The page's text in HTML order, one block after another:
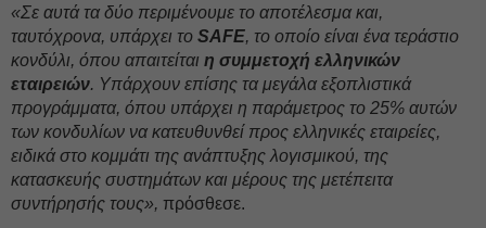
«Σε αυτά τα δύο περιμένουμε το αποτέλεσμα και,
ταυτόχρονα, υπάρχει το SAFE, το οποίο είναι ένα τεράστιο
κονδύλι, όπου απαιτείται η συμμετοχή ελληνικών
εταιρειών. Υπάρχουν επίσης τα μεγάλα εξοπλιστικά
προγράμματα, όπου υπάρχει η παράμετρος το 25% αυτών
των κονδυλίων να κατευθυνθεί προς ελληνικές εταιρείες,
ειδικά στο κομμάτι της ανάπτυξης λογισμικού, της
κατασκευής συστημάτων και μέρους της μετέπειτα
συντήρησής τους», πρόσθεσε.